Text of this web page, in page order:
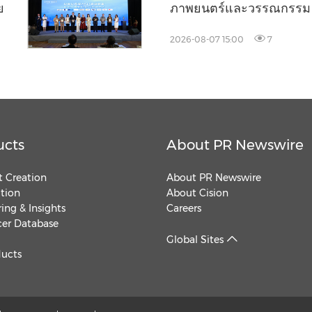
ภาพยนตร์และวรรณกรรม
2026-08-07 15:00 7
Creation
& Insights
Database
About PR Newswire
About PR Newswire
About Cision
Careers
Global Sites